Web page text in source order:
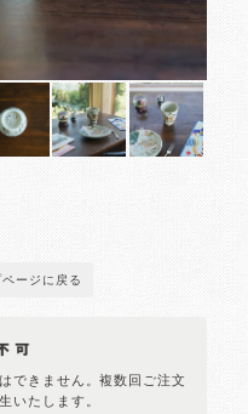
ページに戻る
できません。複数回ご注文
いたします。